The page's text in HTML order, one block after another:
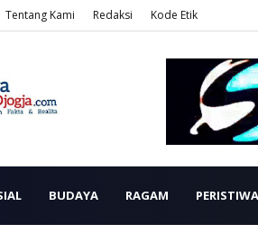
Tentang Kami Redaksi Kode Etik
BUDAYA RAGAM PERISTIWA